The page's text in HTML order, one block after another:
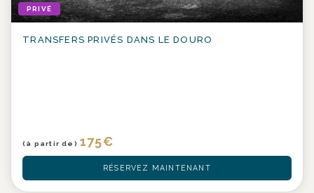
PRIVÉ
TRANSFERS PRIVÉS DANS LE DOURO
(à partir de)175€
RÉSERVEZ MAINTENANT